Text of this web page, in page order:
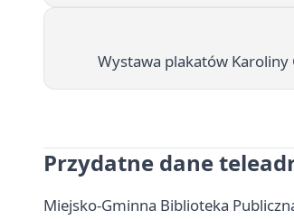
Wystawa plakatów
Przydatne dane
Miejsko-Gminna Biblioteka